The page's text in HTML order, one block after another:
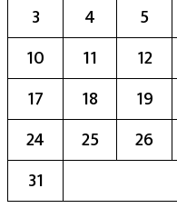
3
4 5
10
11 12
17
18 19
24
25 26
31